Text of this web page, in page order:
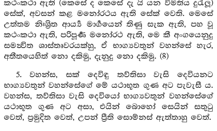
කථංකථා ඇති (කෙසේ ද කෙසේ දැ යි යන විමතිය දුරැලූ)
සේක්, අවසන් කළ මනෝරථය ඇති සේක් වෙති. මෙසේ
උත්තම නිඃශ්‍රිත ආර්‍ය්‍ය මාර්‍ගයෙන් තිණු සැක ඇති, පහ වූ
කථංකථා ඇති, පරිපූර්‍ණ මනෝරථ ඇති, මෙ කී අංගයෙනුදු
සමන්‍විත ශාස්තෘවරයක්හු, ඒ භාග්‍යවතුන් වහන්සේ හැර,
අතීතයෙහිත් නො දකිමු, දැනුදු නො දකිමු. (8)
5. වහන්ස, සක් දෙවිඳු තව්තිසා වැසි දෙවියනට
භාග්‍යවතුන් වහන්සේගේ මේ යථාභූත ගුණ අට පැවැසී ය.
වහන්ස, තව්තිසා වැසි දෙවියෝ භාග්‍යවතුන් වහන්සේගේ
යථාභූත ගුණ අට අසා, එයින් බොහෝ සෙයින් සතුටු
වෙත්, ප්‍රමුදිත වෙත්, උපන් ප්‍රීති සොම්නස් ඇත්තාහු වෙත්.